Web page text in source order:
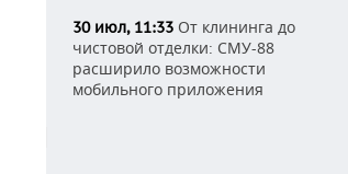
30 июл, 11:33 От клининга до
чистовой отделки: СМУ-88
расширило возможности
мобильного приложения